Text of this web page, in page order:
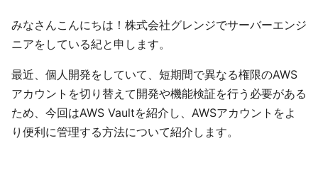
みなさんこんにちは！株式会社グレンジでサーバーエンジ
ニアをしている紀と申します。
最近、個人開発をしていて、短期間で異なる権限のAWS
アカウントを切り替えて開発や機能検証を行う必要がある
ため、今回はAWS Vaultを紹介し、AWSアカウントをよ
り便利に管理する方法について紹介します。